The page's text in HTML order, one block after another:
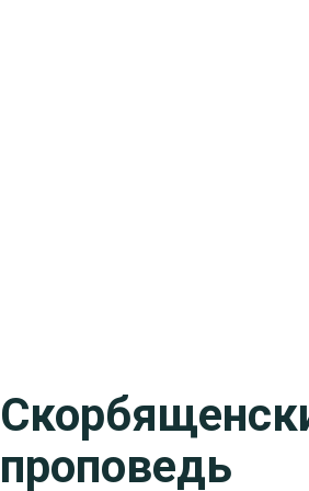
проповедь